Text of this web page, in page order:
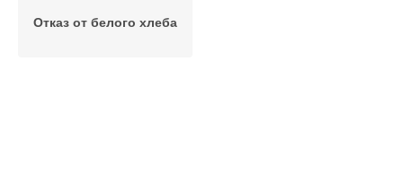
Отказ от белого хлеба